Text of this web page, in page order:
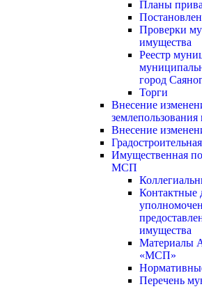
Планы
Проверки
имущества
Реестр
город
Торги
Внесение
землепользования
Внесение
Имущественная
МСП
Контактные
имущества
Материалы
«МСП»
Перечень